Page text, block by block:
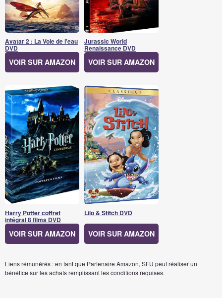
Avatar 2 : La Voie de l'eau
DVD
VOIR SUR AMAZON
Jurassic World
Renaissance DVD
VOIR SUR AMAZON
Harry Potter coffret
intégral 8 films DVD
VOIR SUR AMAZON
Lilo & Stitch DVD
VOIR SUR AMAZON
Liens rémunérés : en tant que Partenaire Amazon, SFU peut réaliser un
bénéfice sur les achats remplissant les conditions requises.